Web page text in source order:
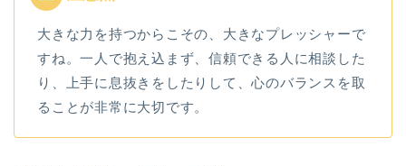
大きな力を持つからこその、大きなプレッシャーで
すね。一人で抱え込まず、信頼できる人に相談した
り、上手に息抜きをしたりして、心のバランスを取
ることが非常に大切です。